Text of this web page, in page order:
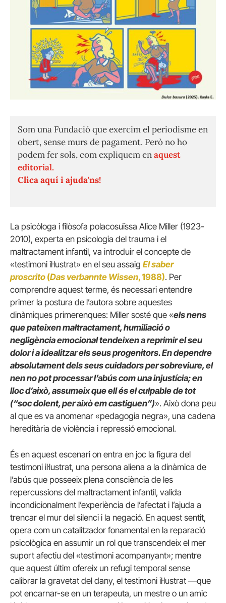
Som una Fundació que exercim el periodisme en
obert, sense murs de pagament. Però no ho
podem fer sols, com expliquem enaquest
editorial.
Clica aquí i ajuda'ns!
La psicòloga i filòsofa polacosuïssa Alice Miller (1923-
2010), experta en psicologia del trauma i el
maltractament infantil, va introduir el concepte de
«testimoni il·lustrat» en el seu assaig El saber
proscrito (Das verbannte Wissen, 1988). Per
comprendre aquest terme, és necessari entendre
primer la postura de l’autora sobre aquestes
dinàmiques primerenques: Miller sosté que «els nens
que pateixen maltractament, humiliació o
negligència emocional tendeixen a reprimir el seu
dolor i a idealitzar els seus progenitors. En dependre
absolutament dels seus cuidadors per sobreviure, el
nen no pot processar l’abús com una injustícia; en
lloc d’això, assumeix que ell és el culpable de tot
(“soc dolent, per això em castiguen”)». Això dona peu
al que es va anomenar «pedagogia negra», una cadena
hereditària de violència i repressió emocional.
És en aquest escenari on entra en joc la figura del
testimoni il·lustrat, una persona aliena a la dinàmica de
l’abús que posseeix plena consciència de les
repercussions del maltractament infantil, valida
incondicionalment l’experiència de l’afectat i l’ajuda a
trencar el mur del silenci i la negació. En aquest sentit,
opera com un catalitzador fonamental en la reparació
psicològica en assumir un rol que transcendeix el mer
suport afectiu del «testimoni acompanyant»; mentre
que aquest últim ofereix un refugi temporal sense
calibrar la gravetat del dany, el testimoni il·lustrat —que
pot encarnar-se en un terapeuta, un mestre o un amic